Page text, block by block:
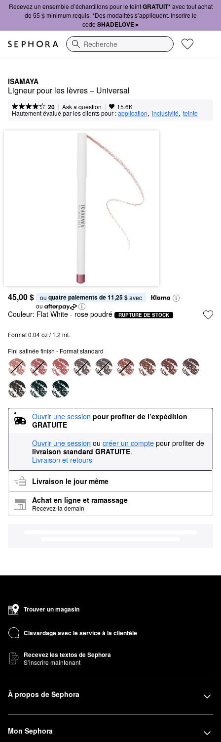
Recevez un ensemble d’échantillons pour le teintGRATUIT*avec tout achat
de 55 $ minimum requis. *Des modalités s’appliquent. Inscrire le
code SHADELOVE ▸
Recherche
ISAMAYA
Ligneur pour les lèvres – Universal
20 | Ask a question | 15.6K
Hautement évalué par les clients pour :application, inclusivité, teinte
45,00 $ ou quatre paiements de 11,25 $ avec
ou
Couleur: Flat White - rose poudré RUPTURE DE STOCK
Format 0.04 oz / 1.2 mL
Fini satinée finish - Format standard
Ouvrir une session pour profiter de l’expédition
GRATUITE
Ouvrir une session ou créer un compte pour profiter de
livraison standard GRATUITE.
Livraison et retours
Livraison le jour même
Achat en ligne et ramassage
Recevez-la demain
Trouver un magasin
Clavardage avec le service à la clientèle
Recevez les textos de Sephora
S’inscrire maintenant
À propos de Sephora
Mon Sephora